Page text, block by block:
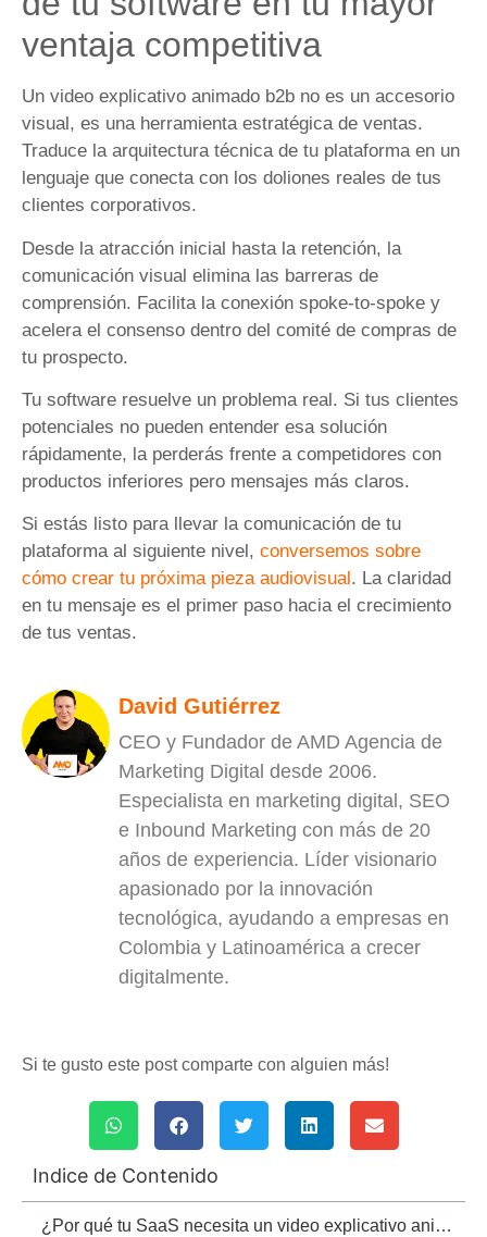
ventaja competitiva
Un video explicativo animado b2b no es un accesorio
visual, es una herramienta estratégica de ventas.
Traduce la arquitectura técnica de tu plataforma en un
lenguaje que conecta con los doliones reales de tus
clientes corporativos.
Desde la atracción inicial hasta la retención, la
comunicación visual elimina las barreras de
comprensión. Facilita la conexión spoke-to-spoke y
acelera el consenso dentro del comité de compras de
tu prospecto.
Tu software resuelve un problema real. Si tus clientes
potenciales no pueden entender esa solución
rápidamente, la perderás frente a competidores con
productos inferiores pero mensajes más claros.
Si estás listo para llevar la comunicación de tu
plataforma al siguiente nivel, conversemos sobre
cómo crear tu próxima pieza audiovisual . La claridad
en tu mensaje es el primer paso hacia el crecimiento
de tus ventas.
David Gutiérrez
CEO y Fundador de AMD Agencia de
Marketing Digital desde 2006.
Especialista en marketing digital, SEO
e Inbound Marketing con más de 20
años de experiencia. Líder visionario
apasionado por la innovación
tecnológica, ayudando a empresas en
Colombia y Latinoamérica a crecer
digitalmente.
Si te gusto este post comparte con alguien más!
Indice de Contenido
¿Por qué tu SaaS necesita un video explicativo animado b2b?